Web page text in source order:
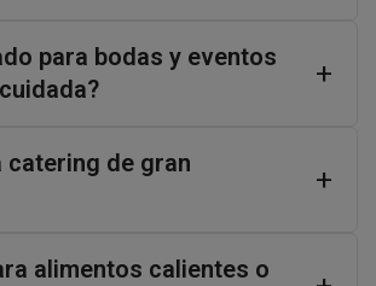
para bodas y eventos
catering de gran
alimentos calientes o